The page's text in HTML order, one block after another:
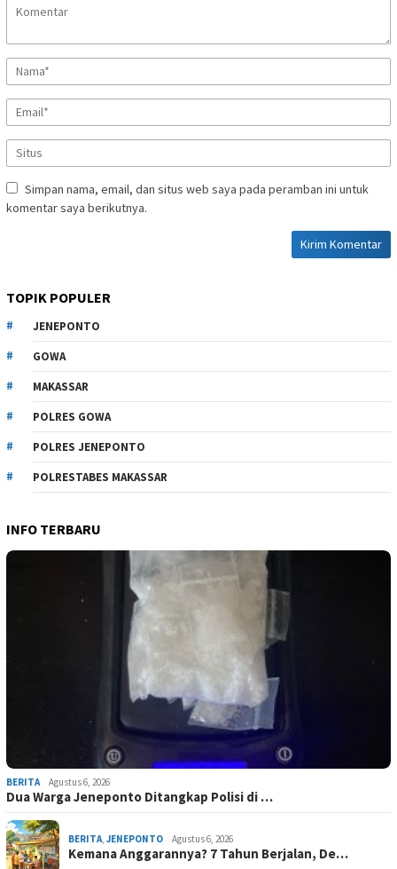
Simpan nama, email, dan situs web saya pada peramban ini untuk
komentar saya berikutnya.
TOPIK POPULER
JENEPONTO
GOWA
MAKASSAR
POLRES GOWA
POLRES JENEPONTO
POLRESTABES MAKASSAR
INFO TERBARU
BERITA Agustus 6, 2026
Dua Warga Jeneponto Ditangkap Polisi di …
BERITA, JENEPONTO Agustus 6, 2026
Kemana Anggarannya? 7 Tahun Berjalan, De…